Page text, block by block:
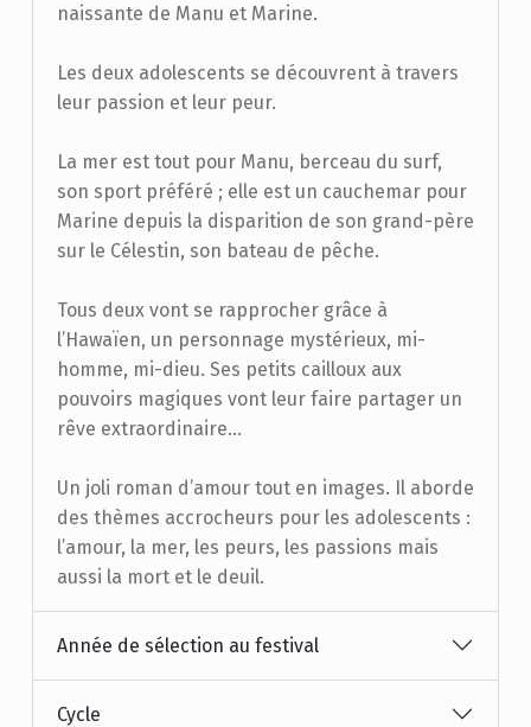
naissante de Manu et Marine.
Les deux adolescents se découvrent à travers
leur passion et leur peur.
La mer est tout pour Manu, berceau du surf,
son sport préféré ; elle est un cauchemar pour
Marine depuis la disparition de son grand-père
sur le Célestin, son bateau de pêche.
Tous deux vont se rapprocher grâce à
l’Hawaïen, un personnage mystérieux, mi-
homme, mi-dieu. Ses petits cailloux aux
pouvoirs magiques vont leur faire partager un
rêve extraordinaire...
Un joli roman d’amour tout en images. Il aborde
des thèmes accrocheurs pour les adolescents :
l’amour, la mer, les peurs, les passions mais
aussi la mort et le deuil.
Année de sélection au festival
Cycle